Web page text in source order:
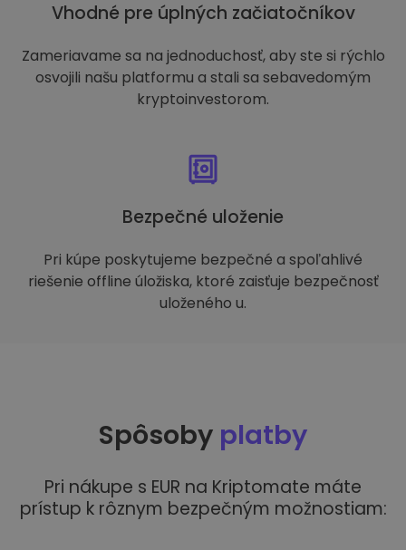
Vhodné pre úplných začiatočníkov
Zameriavame sa na jednoduchosť, aby ste si rýchlo
osvojili našu platformu a stali sa sebavedomým
kryptoinvestorom.
Bezpečné uloženie
Pri kúpe poskytujeme bezpečné a spoľahlivé
riešenie offline úložiska, ktoré zaisťuje bezpečnosť
uloženého u.
Spôsoby platby
Pri nákupe s EUR na Kriptomate máte
prístup k rôznym bezpečným možnostiam: